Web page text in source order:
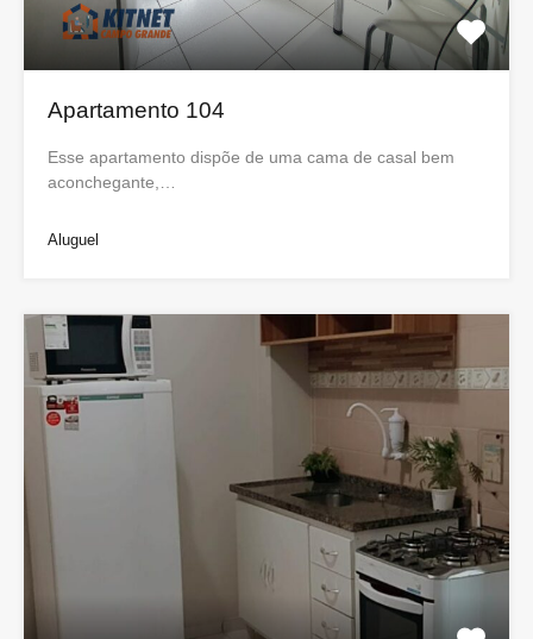
Apartamento 104
Esse apartamento dispõe de uma cama de casal bem
aconchegante,…
Aluguel